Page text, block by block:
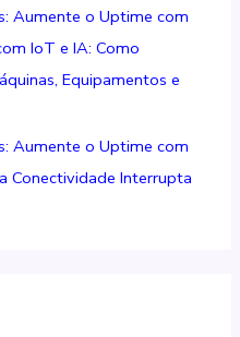
Aumente o Uptime com
IoT e IA: Como
Equipamentos e
Aumente o Uptime com
Conectividade Interrupta